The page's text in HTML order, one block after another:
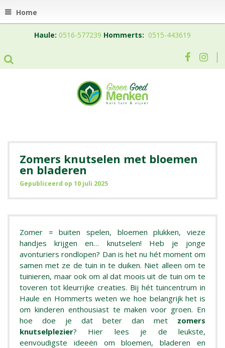
Home
Haule: 0516-577239 Hommerts: 0515-443619
Zomers knutselen met bloemen
en bladeren
Gepubliceerd op 10 juli 2025
Zomer = buiten spelen, bloemen plukken, vieze
handjes krijgen en… knutselen! Heb je jonge
avonturiers rondlopen? Dan is het nu hét moment om
samen met ze de tuin in te duiken. Niet alleen om te
tuinieren, maar ook om al dat moois uit de tuin om te
toveren tot kleurrijke creaties. Bij hét tuincentrum in
Haule en Hommerts weten we hoe belangrijk het is
om kinderen enthousiast te maken voor groen. En
hoe doe je dat beter dan met zomers
knutselplezier? Hier lees je de leukste,
eenvoudigste ideeën om bloemen, bladeren en